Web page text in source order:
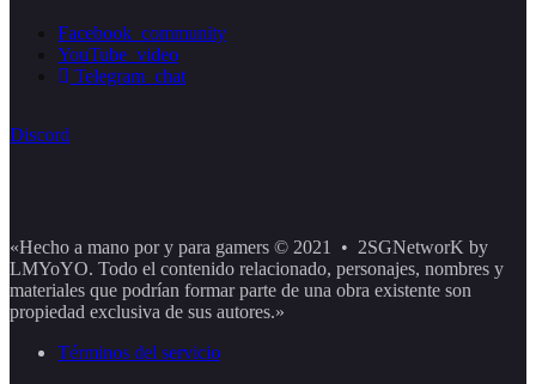
Facebook_community
YouTube_video
Telegram_chat
Discord
«Hecho a mano por y para gamers © 2021 • 2SGNetworK by
LMYoYO. Todo el contenido relacionado, personajes, nombres y
materiales que podrían formar parte de una obra existente son
propiedad exclusiva de sus autores.»
Términos del servicio